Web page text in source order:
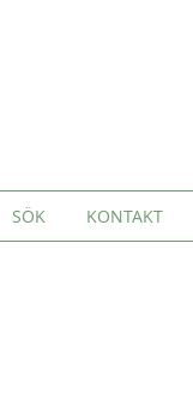
SÖK KONTAKT